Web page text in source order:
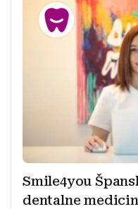
Smile4you
dentalne